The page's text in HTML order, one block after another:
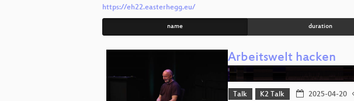
https://eh22.easterhegg.eu/
name duration
Arbeitswelt hacken
Talk K2 Talk 2025-04-20